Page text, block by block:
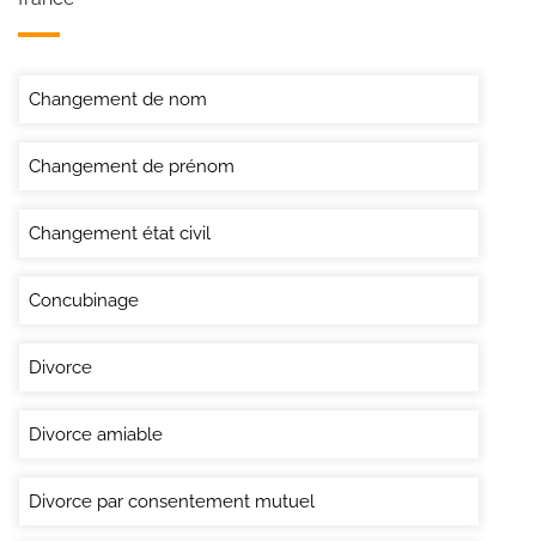
Changement de nom
Changement de prénom
Changement état civil
Concubinage
Divorce
Divorce amiable
Divorce par consentement mutuel